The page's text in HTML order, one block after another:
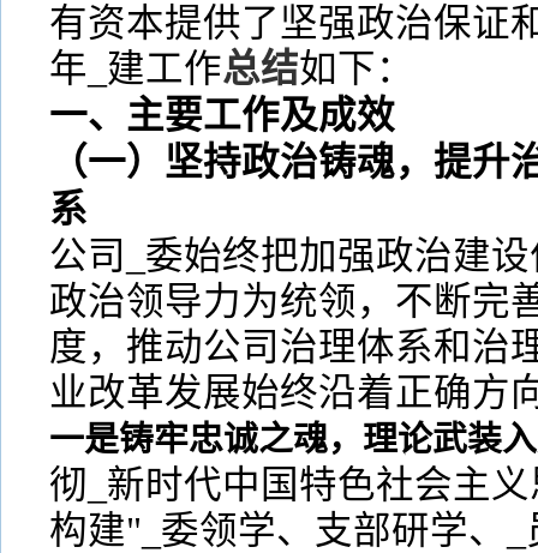
有资本提供了坚强政治保证
年_建工作总结如下：
一、主要工作及成效
（一）坚持政治铸魂，提升
系
公司_委始终把加强政治建
政治领导力为统领，不断完
度，推动公司治理体系和治
业改革发展始终沿着正确方
一是铸牢忠诚之魂，理论武装
彻_新时代中国特色社会主
构建"_委领学、支部研学、